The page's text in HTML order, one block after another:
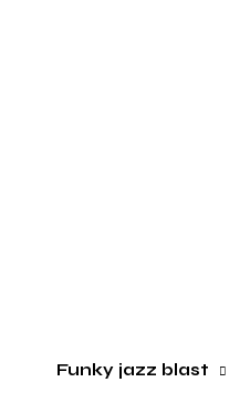
Funky jazz blast